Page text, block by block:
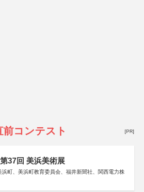
コンテスト [PR]
37回 美浜美術展
浜町、美浜町教育委員会、福井新聞社、関西電力株